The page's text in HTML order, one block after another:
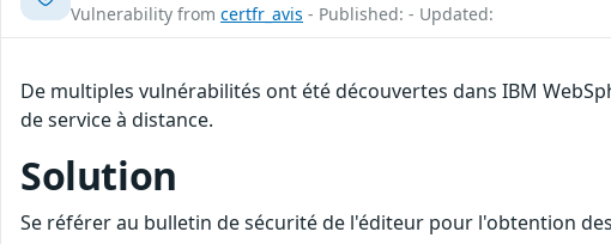
Vulnerability from certfr_avis - Published: - Updated:
De multiples vulnérabilités ont été découvertes dans IBM
de service à distance.
Solution
Se référer au bulletin de sécurité de l'éditeur pour l'obtention